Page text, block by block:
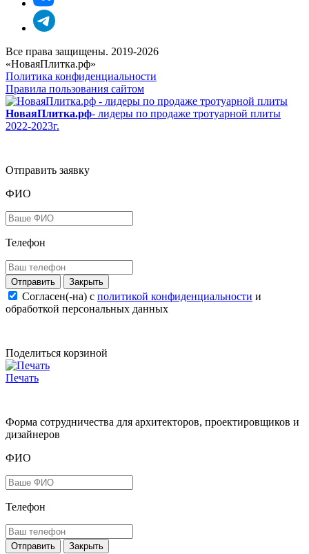
Все права защищены. 2019-2026
«НоваяПлитка.рф»
Политика конфиденциальности
Правила пользования сайтом
НоваяПлитка.рф- лидеры по продаже тротуарной плиты
2022-2023г.
Отправить заявку
ФИО
Телефон
Закрыть
Согласен(-на) c политикой конфиденциальности и
обработкой персональных данных
Поделиться корзиной
Печать
Форма сотрудничества для архитекторов, проектировщиков и
дизайнеров
ФИО
Телефон
Закрыть